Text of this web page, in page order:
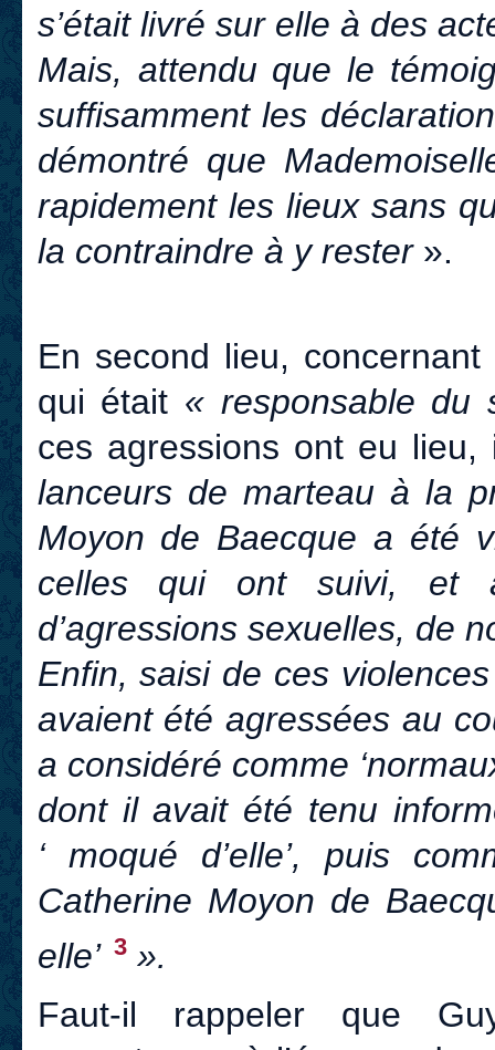
s’était livré sur elle à des
Mais, attendu que le
suffisamment les
démontré que
rapidement les lieux sans
la contraindre à y rester ».
En second lieu,
qui était « responsable du
ces agressions ont eu
lanceurs de marteau à la
Moyon de Baecque a été
celles qui ont suivi, et
d’agressions sexuelles, de
Enfin, saisi de ces
avaient été agressées au
a considéré comme
dont il avait été tenu
‘ moqué d’elle’, puis
Catherine Moyon de
elle’ 3».
Faut-il rappeler que